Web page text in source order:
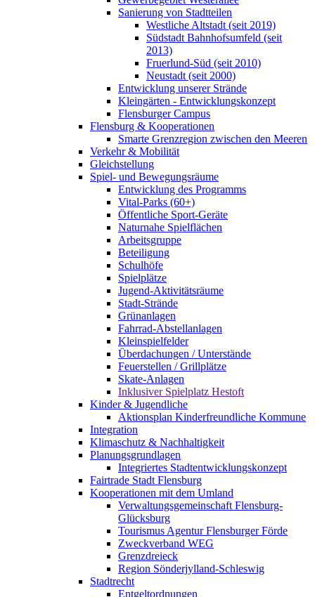
Sanierung von Stadtteilen
Westliche Altstadt (seit 2019)
Südstadt Bahnhofsumfeld (seit
2013)
Fruerlund-Süd (seit 2010)
Neustadt (seit 2000)
Entwicklung unserer Strände
Kleingärten - Entwicklungskonzept
Flensburger Campus
Flensburg & Kooperationen
Smarte Grenzregion zwischen den Meeren
Verkehr & Mobilität
Gleichstellung
Spiel- und Bewegungsräume
Entwicklung des Programms
Vital-Parks (60+)
Öffentliche Sport-Geräte
Naturnahe Spielflächen
Arbeitsgruppe
Beteiligung
Schulhöfe
Spielplätze
Jugend-Aktivitätsräume
Stadt-Strände
Grünanlagen
Fahrrad-Abstellanlagen
Kleinspielfelder
Überdachungen / Unterstände
Feuerstellen / Grillplätze
Skate-Anlagen
Inklusiver Spielplatz Hestoft
Kinder & Jugendliche
Aktionsplan Kinderfreundliche Kommune
Integration
Klimaschutz & Nachhaltigkeit
Planungsgrundlagen
Integriertes Stadtentwicklungskonzept
Fairtrade Stadt Flensburg
Kooperationen mit dem Umland
Verwaltungsgemeinschaft Flensburg-
Glücksburg
Tourismus Agentur Flensburger Förde
Zweckverband WEG
Grenzdreieck
Region Sönderjylland-Schleswig
Stadtrecht
Entgeltordnungen